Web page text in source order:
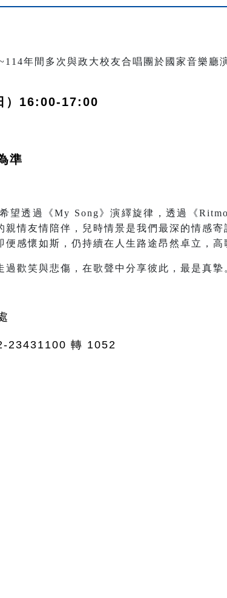
年間多次與政大校友合唱團於國家音樂廳
）16:00-17:00
準
望透過《My Song》演繹旋律，透過《
情友情陪伴，兒時情景是我們最深的情感
感懷如斯，仍持續在人生路途昂然卓立，高
歡笑與悲傷，在歌聲中分享彼此，最是真摯
23431100 轉 1052